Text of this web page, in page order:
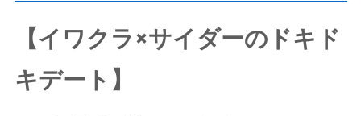
【イワクラ×サイダーのドキド
キデート】